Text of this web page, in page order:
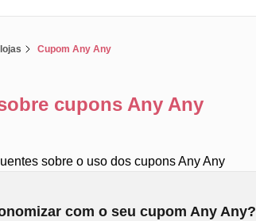
Cupom Any Any
cupons Any Any
sobre o uso dos cupons Any Any
com o seu cupom Any Any?